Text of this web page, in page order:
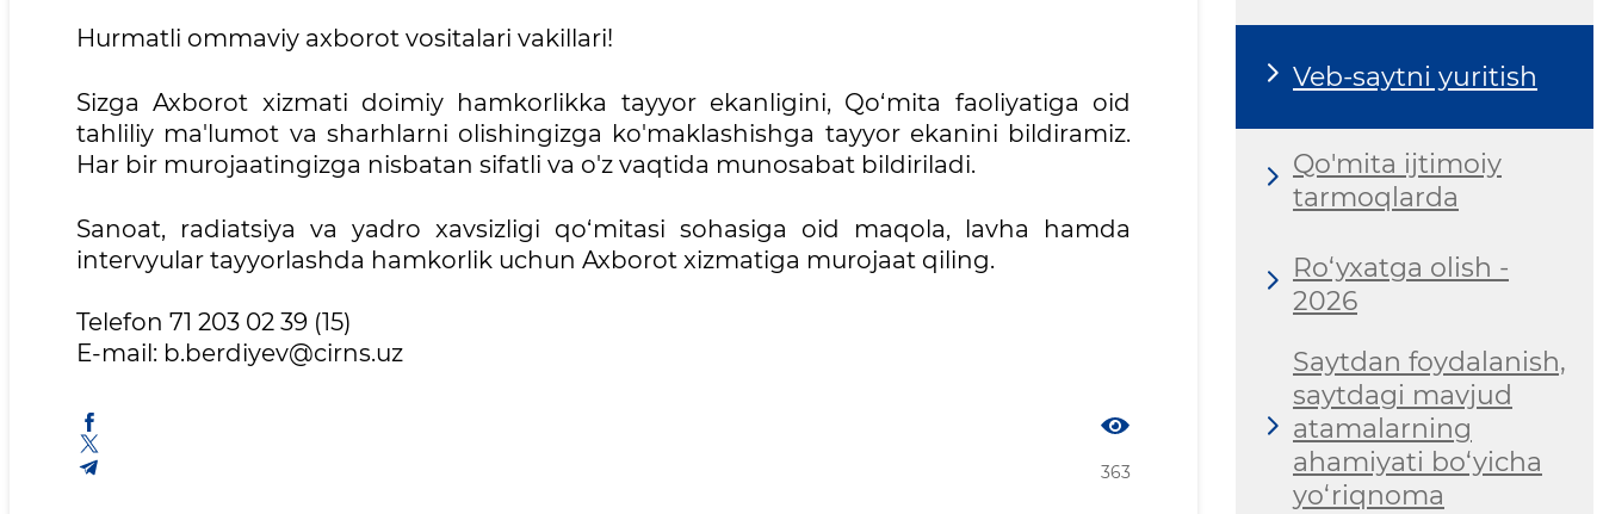
Hurmatli ommaviy axborot vositalari vakillari!
Sizga Axborot xizmati doimiy hamkorlikka tayyor ekanligini, Qo‘mita faoliyatiga oid
tahliliy ma'lumot va sharhlarni olishingizga ko'maklashishga tayyor ekanini bildiramiz.
Har bir murojaatingizga nisbatan sifatli va o'z vaqtida munosabat bildiriladi.
Sanoat, radiatsiya va yadro xavsizligi qo‘mitasi sohasiga oid maqola, lavha hamda
intervyular tayyorlashda hamkorlik uchun Axborot xizmatiga murojaat qiling.
Telefon 71 203 02 39 (15)
E-mail: b.berdiyev@cirns.uz
363
Veb-saytni yuritish
Qo'mita ijtimoiy
tarmoqlarda
Ro‘yxatga olish -
2026
Saytdan foydalanish,
saytdagi mavjud
atamalarning
ahamiyati bo‘yicha
yo‘riqnoma